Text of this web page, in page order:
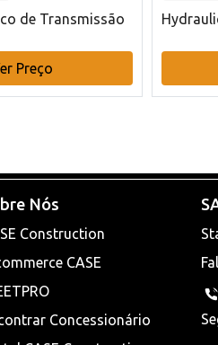
de Transmissão
Preço
Nós
Construction
CASE
Concessionário